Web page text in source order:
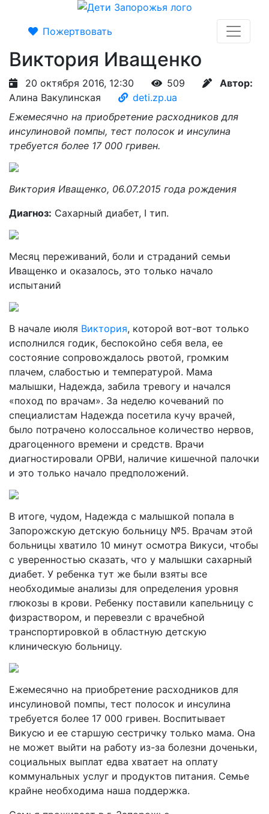
Пожертвовать
Виктория Иващенко
20 октября 2016, 12:30 509
Автор:
Алина Вакулинская
deti.zp.ua
Ежемесячно на приобретение расходников для
инсулиновой помпы, тест полосок и инсулина
требуется более 17 000 гривен.
Виктория Иващенко, 06.07.2015 года рождения
Диагноз: Сахарный диабет, І тип.
Месяц переживаний, боли и страданий семьи
Иващенко и оказалось, это только начало
испытаний
В начале июля Виктория, которой вот-вот только
исполнился годик, беспокойно себя вела, ее
состояние сопровождалось рвотой, громким
плачем, слабостью и температурой. Мама
малышки, Надежда, забила тревогу и начался
«поход по врачам». За неделю кочеваний по
специалистам Надежда посетила кучу врачей,
было потрачено колоссальное количество нервов,
драгоценного времени и средств. Врачи
диагностировали ОРВИ, наличие кишечной палочки
и это только начало предположений.
В итоге, чудом, Надежда с малышкой попала в
Запорожскую детскую больницу №5. Врачам этой
больницы хватило 10 минут осмотра Викуси, чтобы
с уверенностью сказать, что у малышки сахарный
диабет. У ребенка тут же были взяты все
необходимые анализы для определения уровня
глюкозы в крови. Ребенку поставили капельницу с
физраствором, и перевезли с врачебной
транспортировкой в областную детскую
клиническую больницу.
Ежемесячно на приобретение расходников для
инсулиновой помпы, тест полосок и инсулина
требуется более 17 000 гривен. Воспитывает
Викусю и ее старшую сестричку только мама. Она
не может выйти на работу из-за болезни доченьки,
социальных выплат едва хватает на оплату
коммунальных услуг и продуктов питания. Семье
крайне необходима наша поддержка.